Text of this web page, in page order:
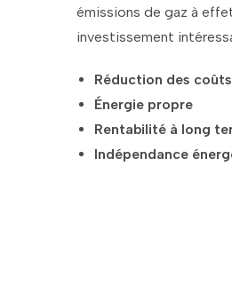
émissions de gaz à
investissement
Réduction des
Énergie propre
Rentabilité à long
Indépendance